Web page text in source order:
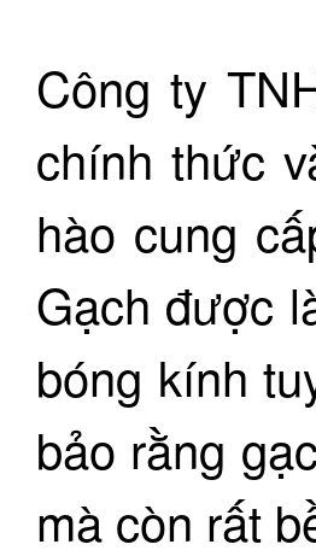
Công ty
chính thức
hào cung
Gạch được
bóng kính
bảo rằng
mà còn rất